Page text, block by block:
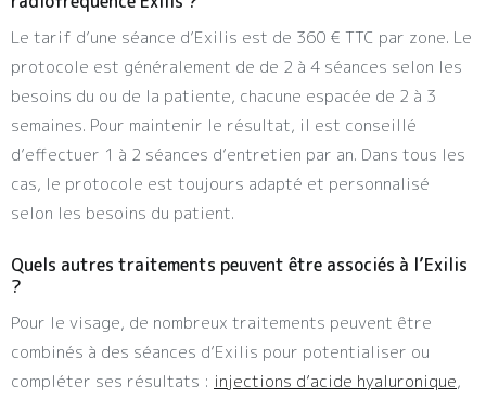
Le tarif d’une séance d’Exilis est de 360 € TTC par zone. Le
protocole est généralement de de 2 à 4 séances selon les
besoins du ou de la patiente, chacune espacée de 2 à 3
semaines. Pour maintenir le résultat, il est conseillé
d’effectuer 1 à 2 séances d’entretien par an. Dans tous les
cas, le protocole est toujours adapté et personnalisé
selon les besoins du patient.
Quels autres traitements peuvent être associés à l’Exilis
?
Pour le visage, de nombreux traitements peuvent être
combinés à des séances d’Exilis pour potentialiser ou
compléter ses résultats : injections d’acide hyaluronique,